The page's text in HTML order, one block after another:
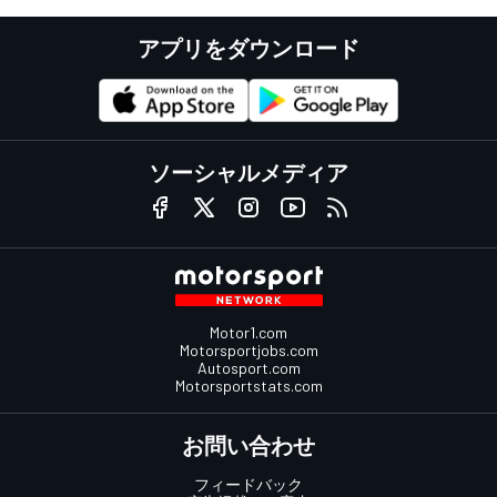
アプリをダウンロード
ソーシャルメディア
Motor1.com
Motorsportjobs.com
Autosport.com
Motorsportstats.com
お問い合わせ
フィードバック